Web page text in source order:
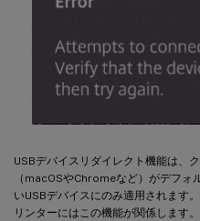
USBデバイスリダイレクト機能は、
（macOSやChromeなど）がデフォ
いUSBデバイスにのみ適用されます
リンターにはこの機能が関係します。